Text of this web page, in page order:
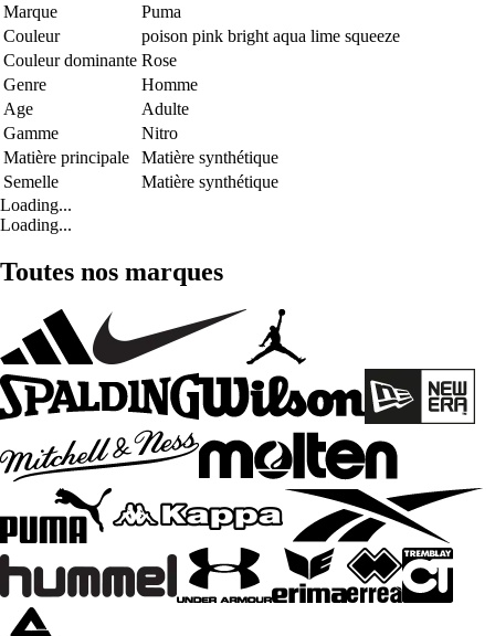
Marque
Puma
Couleur
poison pink bright aqua lime squeeze
Couleur dominante Rose
Genre
Homme
Age
Adulte
Gamme
Nitro
Matière principale
Matière synthétique
Semelle
Matière synthétique
Loading...
Loading...
Toutes nos marques